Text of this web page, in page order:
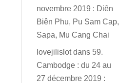
novembre 2019 : Diên
Biên Phu, Pu Sam Cap,
Sapa, Mu Cang Chai
lovejilislotdans 59.
Cambodge : du 24 au
27 décembre 2019 :